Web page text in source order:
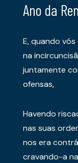
Ano da
E, quando
na
juntamente
ofensas,
Havendo
nas suas
nos era
cravando-a